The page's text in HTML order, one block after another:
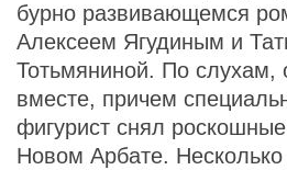
бурно развивающемся
Алексеем Ягудиным и
Тотьмяниной. По слухам,
вместе, причем
фигурист снял
Новом Арбате. Несколько